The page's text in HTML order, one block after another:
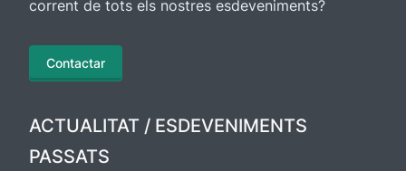
corrent de tots els nostres esdeveniments?
Contactar
ACTUALITAT / ESDEVENIMENTS
PASSATS